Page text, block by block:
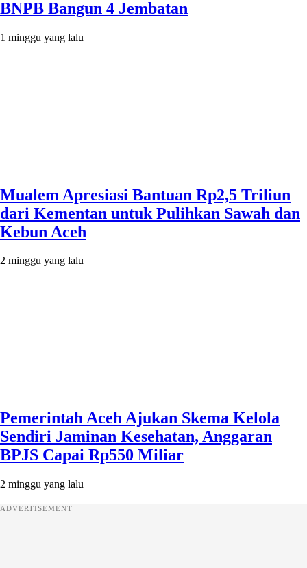
BNPB Bangun 4 Jembatan
1 minggu yang lalu
Mualem Apresiasi Bantuan Rp2,5 Triliun
dari Kementan untuk Pulihkan Sawah dan
Kebun Aceh
2 minggu yang lalu
Pemerintah Aceh Ajukan Skema Kelola
Sendiri Jaminan Kesehatan, Anggaran
BPJS Capai Rp550 Miliar
2 minggu yang lalu
ADVERTISEMENT